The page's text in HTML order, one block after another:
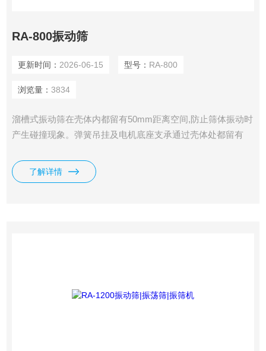
RA-800振动筛
更新时间： 2026-06-15 型号： RA-800
浏览量： 3834
溜槽式振动筛在壳体内都留有50mm距离空间,防止筛体振动时
产生碰撞现象。弹簧吊挂及电机底座支承通过壳体处都留有
维修检查孔及收尘孔。溜料部分加装衬板。
了解详情